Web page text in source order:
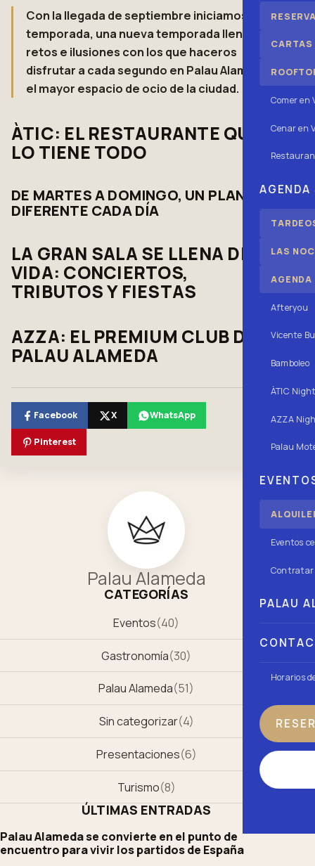
CARTAS
Comer en
Cenar en
AGENDA
LAS
Afteryou
Vicente
Bamboleo
ÀTIC
AZZA
Palau
Eventos
Contratar
PALAU
Horarios
Con la llegada de septiembre iniciamos
temporada, una nueva temporada llena de
retos e ilusiones con los que haceros
disfrutar a cada segundo en Palau Alameda,
el mayor espacio de ocio de la ciudad.
ÀTIC: EL RESTAURANTE QUE
LO TIENE TODO
DE MARTES A DOMINGO, UN PLAN
DIFERENTE CADA DÍA
LA GRAN SALA SE LLENA DE
VIDA: CONCIERTOS,
TRIBUTOS Y FIESTAS
AZZA: EL PREMIUM CLUB DE
PALAU ALAMEDA
Facebook X WhatsApp
Pinterest
Palau Alameda
CATEGORÍAS
Eventos(40)
Gastronomía(30)
Palau Alameda(51)
Sin categorizar(4)
Presentaciones(6)
Turismo(8)
ÚLTIMAS ENTRADAS
Palau Alameda se convierte en el punto de
encuentro para vivir los partidos de España